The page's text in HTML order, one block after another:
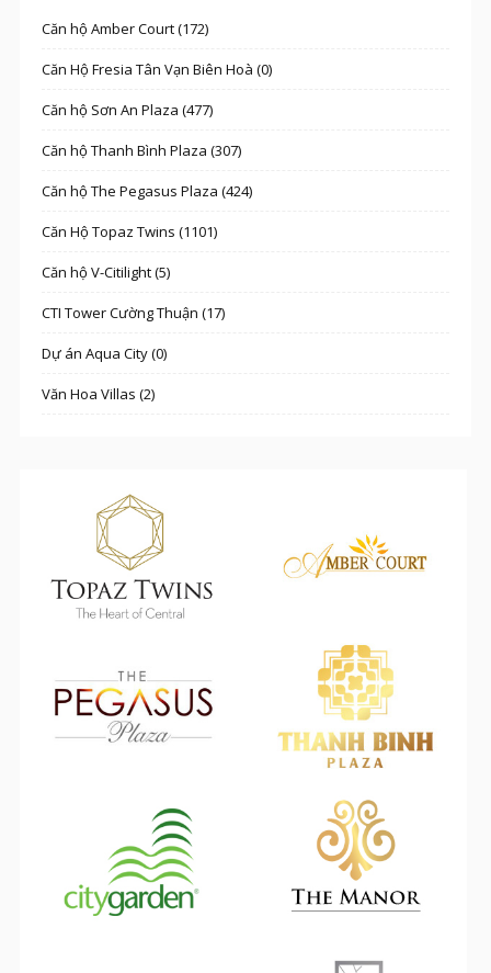
Căn hộ Amber Court (172)
Căn Hộ Fresia Tân Vạn Biên Hoà (0)
Căn hộ Sơn An Plaza (477)
Căn hộ Thanh Bình Plaza (307)
Căn hộ The Pegasus Plaza (424)
Căn Hộ Topaz Twins (1101)
Căn hộ V-Citilight (5)
CTI Tower Cường Thuận (17)
Dự án Aqua City (0)
Văn Hoa Villas (2)